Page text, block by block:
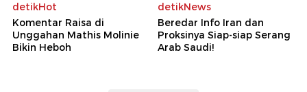
detikHot
Komentar Raisa di
Unggahan Mathis Molinie
Bikin Heboh
detikNews
Beredar Info Iran dan
Proksinya Siap-siap Serang
Arab Saudi!